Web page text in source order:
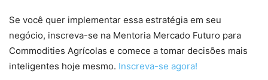
Se você quer implementar essa estratégia em seu
negócio, inscreva-se na Mentoria Mercado Futuro para
Commodities Agrícolas e comece a tomar decisões mais
inteligentes hoje mesmo. Inscreva-se agora!